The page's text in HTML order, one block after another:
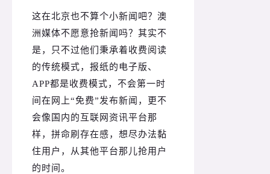
这在北京也不算个小新闻吧？ 澳
洲媒体不愿意抢新闻吗？ 其实不
是，只不过他们秉承着收费阅读
的传统模式，报纸的电子版、
APP都是收费模式，不会第一时
间在网上“免费”发布新闻，更不
会像国内的互联网资讯平台那
样，拼命刷存在感，想尽办法黏
住用户，从其他平台那儿抢用户
的时间。